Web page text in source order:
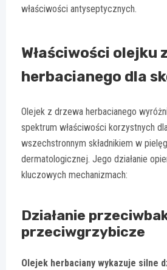
właściwości antyseptycznych.
Właściwości olejku
herbacianego dla
Olejek z drzewa herbacianego
spektrum właściwości korzystnych
wszechstronnym składnikiem w
dermatologicznej. Jego działanie
kluczowych mechanizmach:
Działanie
przeciwgrzybicze
Olejek herbaciany wykazuje silne